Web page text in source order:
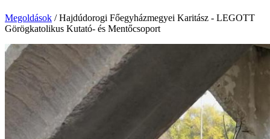
Megoldások /Hajdúdorogi Főegyházmegyei Karitász - LEGOTT
Görögkatolikus Kutató- és Mentőcsoport